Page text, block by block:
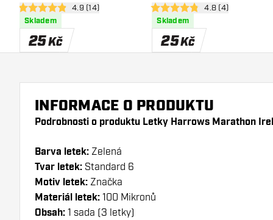
otevřít panel recenzí
4.9 hodnoticí hvězdičky
4.9 (14)
Skladem
25Kč
otevřít panel
4.8 hodnoticí hvězdičky
4.8 (4)
Skladem
25Kč
INFORMACE O PRODUKTU
Podrobnosti o produktu Letky Harrows Marathon
Barva letek: Zelená
Tvar letek: Standard 6
Motiv letek: Značka
Materiál letek: 100 Mikronů
Obsah: 1 sada (3 letky)